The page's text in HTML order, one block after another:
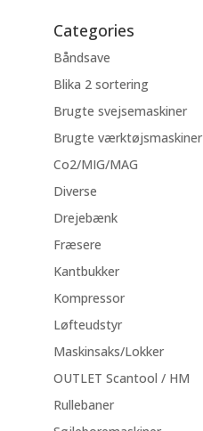
Categories
Båndsave
Blika 2 sortering
Brugte svejsemaskiner
Brugte værktøjsmaskiner
Co2/MIG/MAG
Diverse
Drejebænk
Fræsere
Kantbukker
Kompressor
Løfteudstyr
Maskinsaks/Lokker
OUTLET Scantool / HM
Rullebaner